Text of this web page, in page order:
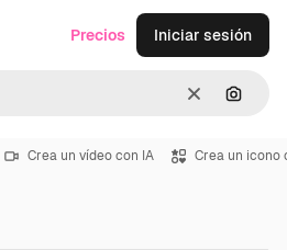
Borrar
Precios Iniciar sesión
Crea un vídeo con IA Crea un icono